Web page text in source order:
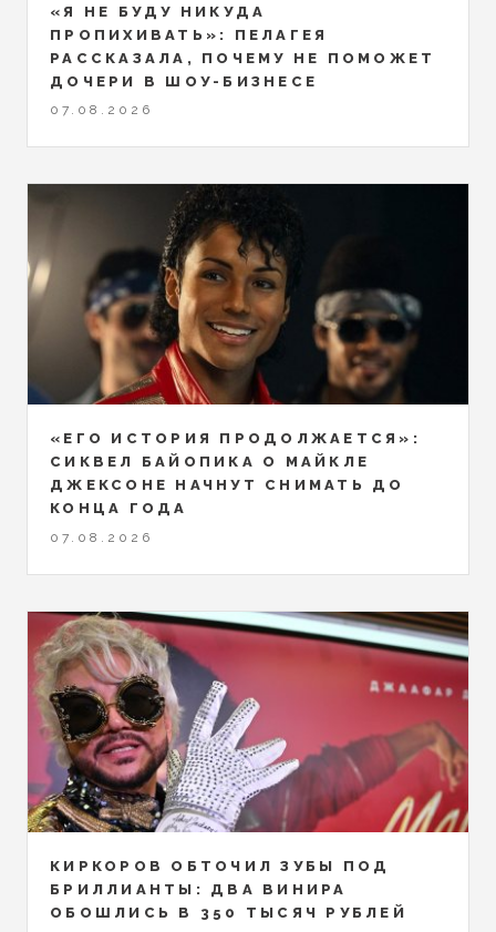
«Я НЕ БУДУ НИКУДА
ПРОПИХИВАТЬ»: ПЕЛАГЕЯ
РАССКАЗАЛА, ПОЧЕМУ НЕ ПОМОЖЕТ
ДОЧЕРИ В ШОУ-БИЗНЕСЕ
07.08.2026
«ЕГО ИСТОРИЯ ПРОДОЛЖАЕТСЯ»:
СИКВЕЛ БАЙОПИКА О МАЙКЛЕ
ДЖЕКСОНЕ НАЧНУТ СНИМАТЬ ДО
КОНЦА ГОДА
07.08.2026
КИРКОРОВ ОБТОЧИЛ ЗУБЫ ПОД
БРИЛЛИАНТЫ: ДВА ВИНИРА
ОБОШЛИСЬ В 350 ТЫСЯЧ РУБЛЕЙ